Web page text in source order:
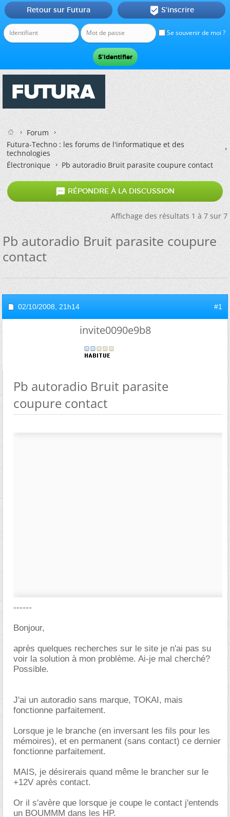
Se souvenir de moi ?
Retour sur Futura  S'inscrire
Forum
Futura-Techno : les forums de l'informatique et des
technologies
Électronique
Pb autoradio Bruit parasite coupure contact
 RÉPONDRE À LA DISCUSSION
Affichage des résultats 1 à 7 sur 7
Pb autoradio Bruit parasite coupure
contact
02/10/2008, 21h14 #1
invite0090e9b8
Pb autoradio Bruit parasite
coupure contact
------
Bonjour,
après quelques recherches sur le site je n'ai pas su
voir la solution à mon problème. Ai-je mal cherché?
Possible.
J'ai un autoradio sans marque, TOKAI, mais
fonctionne parfaitement.
Lorsque je le branche (en inversant les fils pour les
mémoires), et en permanent (sans contact) ce dernier
fonctionne parfaitement.
MAIS, je désirerais quand même le brancher sur le
+12V après contact.
Or il s'avère que lorsque je coupe le contact j'entends
un BOUMMM dans les HP.